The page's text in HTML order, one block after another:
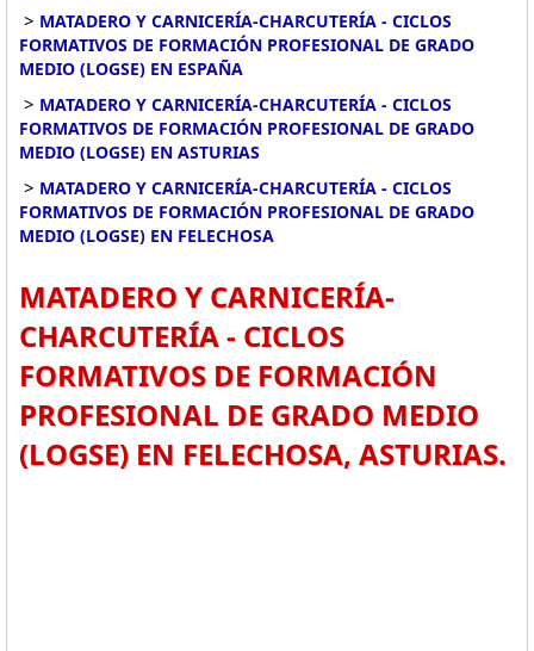
> MATADERO Y CARNICERÍA-CHARCUTERÍA - CICLOS
FORMATIVOS DE FORMACIÓN PROFESIONAL DE GRADO
MEDIO (LOGSE) EN ESPAÑA
> MATADERO Y CARNICERÍA-CHARCUTERÍA - CICLOS
FORMATIVOS DE FORMACIÓN PROFESIONAL DE GRADO
MEDIO (LOGSE) EN ASTURIAS
> MATADERO Y CARNICERÍA-CHARCUTERÍA - CICLOS
FORMATIVOS DE FORMACIÓN PROFESIONAL DE GRADO
MEDIO (LOGSE) EN FELECHOSA
MATADERO Y CARNICERÍA-
CHARCUTERÍA - CICLOS
FORMATIVOS DE FORMACIÓN
PROFESIONAL DE GRADO MEDIO
(LOGSE) EN FELECHOSA, ASTURIAS.